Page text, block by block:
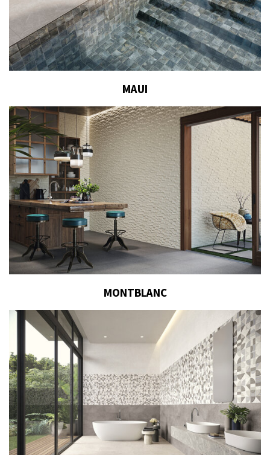
MAUI
MONTBLANC